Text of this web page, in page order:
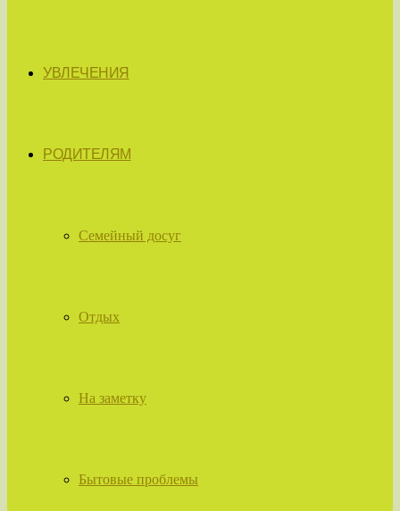
УВЛЕЧЕНИЯ
РОДИТЕЛЯМ
Семейный досуг
Отдых
На заметку
Бытовые проблемы